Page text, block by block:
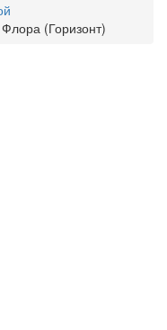
(Горизонт)